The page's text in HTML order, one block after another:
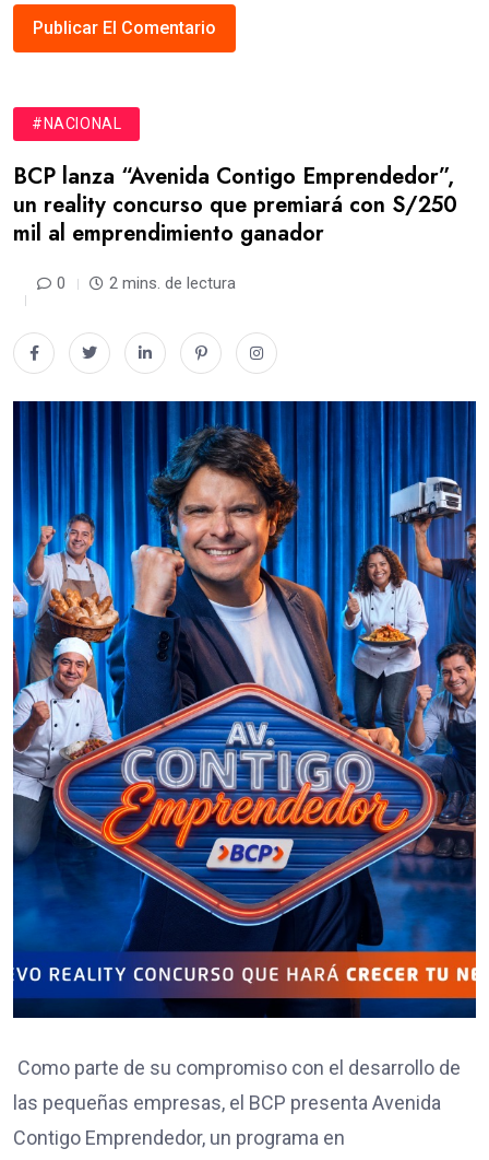
#NACIONAL
BCP lanza “Avenida Contigo Emprendedor”,
un reality concurso que premiará con S/250
mil al emprendimiento ganador
0 2 mins. de lectura
Como parte de su compromiso con el desarrollo de
las pequeñas empresas, el BCP presenta Avenida
Contigo Emprendedor, un programa en